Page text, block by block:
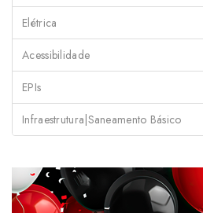
Elétrica
Acessibilidade
EPIs
Infraestrutura|Saneamento Básico